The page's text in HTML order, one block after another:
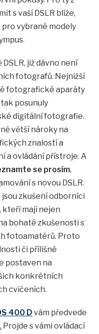
s vaší DSLR blíže,
pro vybrané modely
již dávno není
fotografů. Nejnižší
fotografické aparáty
posunuly
digitální fotografie.
větší nároky na
znalostí a
a ovládání přístroje. A
se prosím,
s novou DSLR.
zkušení odborníci
mají nejen
bohaté zkušenosti s
fotoamatérů. Proto
či přílišné
postaven na
konkrétních
cvičeních.
400 D vám předvede
Projde s vámi ovládací